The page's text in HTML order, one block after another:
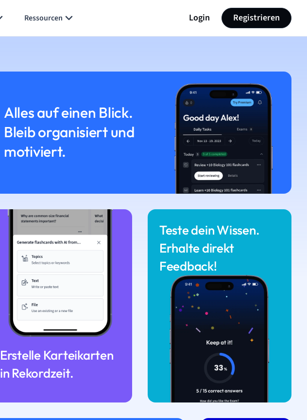
Ressourcen Login Registrieren
Alles auf einen Blick.
Bleib organisiert und
motiviert.
Erstelle Karteikarten
in Rekordzeit.
Teste dein Wissen.
Erhalte direkt
Feedback!